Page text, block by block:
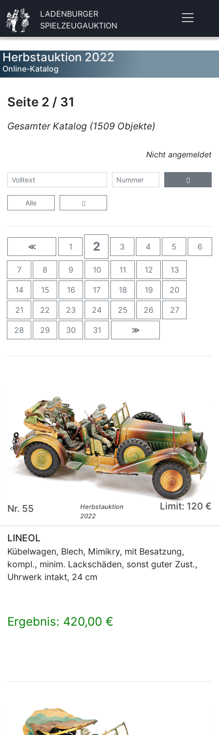
LADENBURGER
SPIELZEUGAUKTION
Herbstauktion 2022
Online-Katalog
Seite 2 / 31
Gesamter Katalog (1509 Objekte)
Nicht angemeldet
Alle
≪ 1 2 3 4 5 6
7 8 9 10 11 12 13
14 15 16 17 18 19 20
21 22 23 24 25 26 27
28 29 30 31 ≫
Nr. 55
Herbstauktion
2022
Limit: 120 €
LINEOL
Kübelwagen, Blech, Mimikry, mit Besatzung,
kompl., minim. Lackschäden, sonst guter Zust.,
Uhrwerk intakt, 24 cm
Ergebnis: 420,00 €